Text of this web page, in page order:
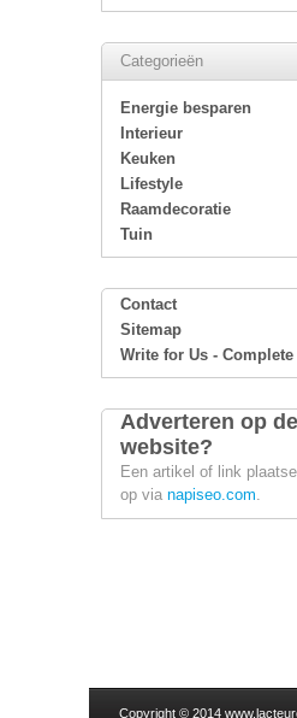
Categorieën
Energie besparen
Interieur
Keuken
Lifestyle
Raamdecoratie
Tuin
Contact
Sitemap
Write for Us -
Adverteren op
website?
Een artikel of link
op via napiseo.com.
Copyright © 2014